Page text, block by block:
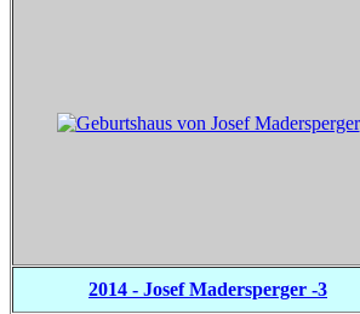
2014 - Josef Madersperger -3